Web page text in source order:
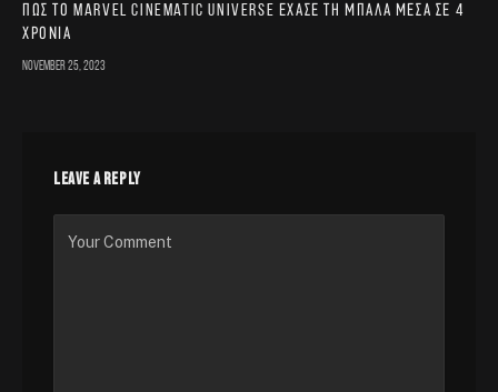
Πώς το Marvel Cinematic Universe έχασε τη μπάλα μέσα σε 4
χρόνια
November 25, 2023
LEAVE A REPLY